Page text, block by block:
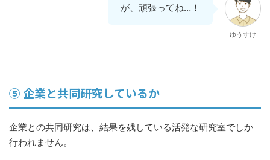
が、頑張ってね…！
ゆうすけ
⑤ 企業と共同研究しているか
企業との共同研究は、結果を残している活発な研究室でしか
行われません。